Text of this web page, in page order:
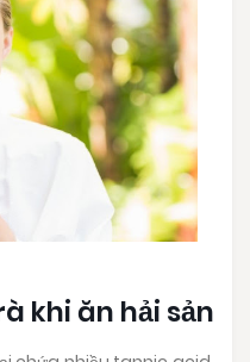
khi ăn hải sản